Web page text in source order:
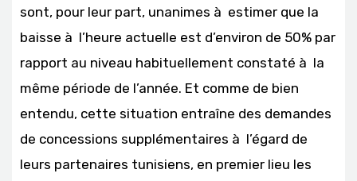
sont, pour leur part, unanimes à estimer que la
baisse à l’heure actuelle est d’environ de 50% par
rapport au niveau habituellement constaté à la
même période de l’année. Et comme de bien
entendu, cette situation entraîne des demandes
de concessions supplémentaires à l’égard de
leurs partenaires tunisiens, en premier lieu les